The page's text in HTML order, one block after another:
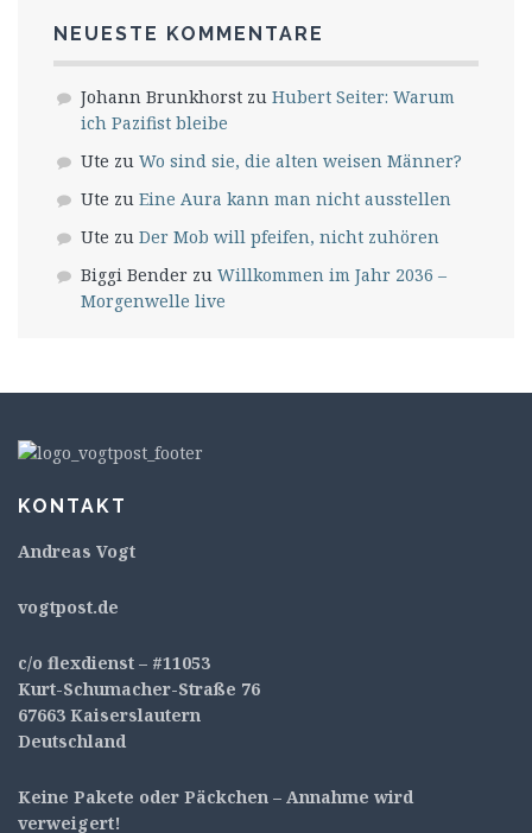
NEUESTE KOMMENTARE
Johann Brunkhorst zu Hubert Seiter: Warum
ich Pazifist bleibe
Ute zu Wo sind sie, die alten weisen Männer?
Ute zu Eine Aura kann man nicht ausstellen
Ute zu Der Mob will pfeifen, nicht zuhören
Biggi Bender zu Willkommen im Jahr 2036 –
Morgenwelle live
KONTAKT
Andreas Vogt
vogtpost.de
c/o flexdienst – #11053
Kurt-Schumacher-Straße 76
67663 Kaiserslautern
Deutschland
Keine Pakete oder Päckchen – Annahme wird
verweigert!